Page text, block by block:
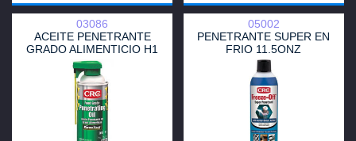
03086
ACEITE PENETRANTE
GRADO ALIMENTICIO H1
11ONZ
05002
PENETRANTE SUPER EN
FRIO 11.5ONZ